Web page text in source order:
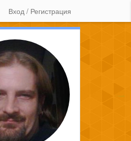
Вход / Регистрация